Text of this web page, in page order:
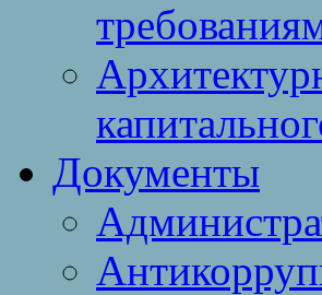
Документы